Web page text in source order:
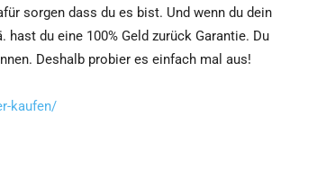
sorgen dass du es bist. Und wenn du dein
du eine 100% Geld zurück Garantie. Du
Deshalb probier es einfach mal aus!
kaufen/